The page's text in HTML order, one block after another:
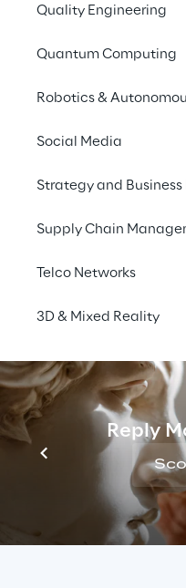
Quality Engineering
Quantum Computing
Robotics &
Social Media
Strategy and
Supply Chain
Telco Networks
3D & Mixed Reality
Reply